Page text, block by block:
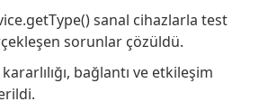
sanal cihazlarla test
sorunlar çözüldü.
bağlantı ve etkileşim